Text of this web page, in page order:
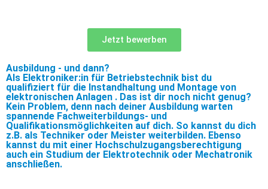
Jetzt bewerben
Ausbildung - und dann?
Als Elektroniker:in für Betriebstechnik bist du
qualifiziert für die Instandhaltung und Montage von
elektronischen Anlagen . Das ist dir noch nicht genug?
Kein Problem, denn nach deiner Ausbildung warten
spannende Fachweiterbildungs- und
Qualifikationsmöglichkeiten auf dich. So kannst du dich
z.B. als Techniker oder Meister weiterbilden. Ebenso
kannst du mit einer Hochschulzugangsberechtigung
auch ein Studium der Elektrotechnik oder Mechatronik
anschließen.